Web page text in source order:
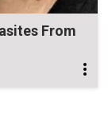
From